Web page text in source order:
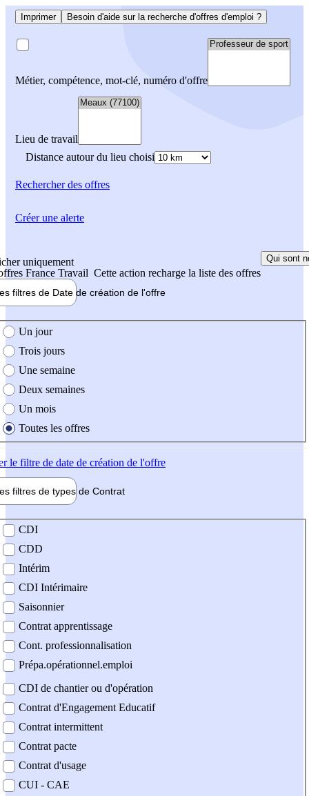
Imprimer Besoin d'aide sur la recherche d'offres d'emploi ?
Métier, compétence, mot-clé, numéro d'offre
Lieu de travail
Distance autour du lieu choisi
Rechercherdes offres
uniquement
France Travail Cette action recharge la liste des offres
Qui sont
filtres de Date de création de l'offre
création de l'offre
Un jour
Trois jours
Une semaine
Deux semaines
Un mois
Toutes les offres
le filtre de date de création de l'offre
filtres de types de Contrat
contrat
CDI
CDD
Intérim
CDI Intérimaire
Saisonnier
Contrat apprentissage
Cont. professionnalisation
Prépa.opérationnel.emploi
CDI de chantier ou d'opération
Contrat d'Engagement Educatif
Contrat intermittent
Contrat pacte
Contrat d'usage
CUI - CAE
Créer une alerte